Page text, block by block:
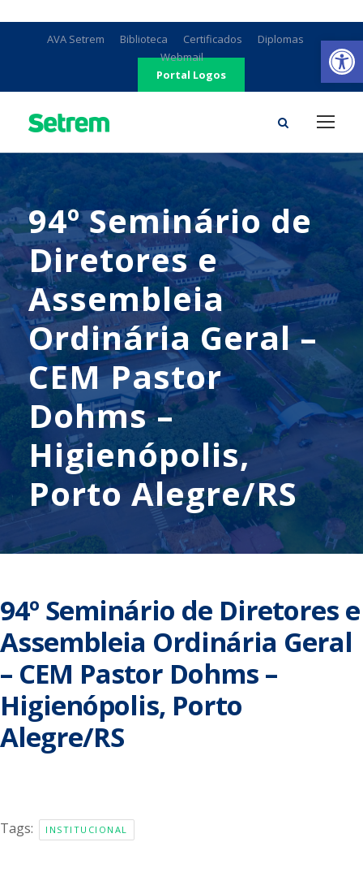
AVA Setrem Biblioteca Certificados
Diplomas
Webmail
Portal Logos
94º Seminário de
Diretores e
Assembleia
Ordinária Geral –
CEM Pastor
Dohms –
Higienópolis,
Porto Alegre/RS
94º Seminário de Diretores e
Assembleia Ordinária Geral
– CEM Pastor Dohms –
Higienópolis, Porto
Alegre/RS
Tags: INSTITUCIONAL